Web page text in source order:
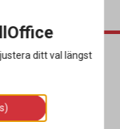
inventarier
ditt val längst